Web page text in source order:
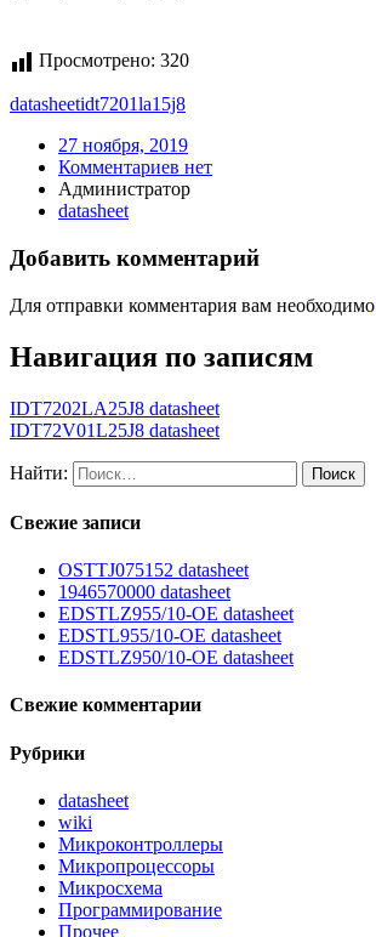
Просмотрено: 320
datasheetidt7201la15j8
27 ноября, 2019
Комментариев нет
Администратор
datasheet
Добавить комментарий
Для отправки комментария вам необходимо
Навигация по записям
IDT7202LA25J8 datasheet
IDT72V01L25J8 datasheet
Найти:
Свежие записи
OSTTJ075152 datasheet
1946570000 datasheet
EDSTLZ955/10-OE datasheet
EDSTL955/10-OE datasheet
EDSTLZ950/10-OE datasheet
Свежие комментарии
Рубрики
datasheet
wiki
Микроконтроллеры
Микропроцессоры
Микросхема
Программирование
Прочее